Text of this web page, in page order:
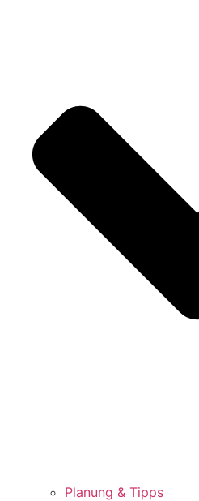
Planung & Tipps